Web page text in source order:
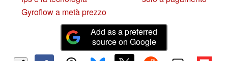
Gyroflow a metà prezzo
Add as a preferred
source on Google